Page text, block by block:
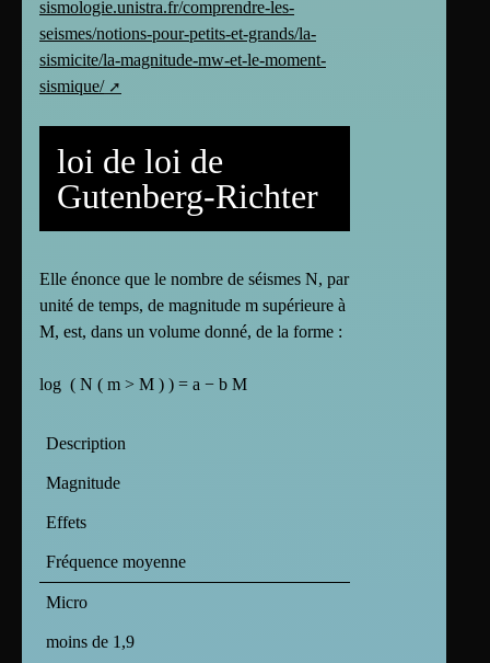
sismologie.unistra.fr/comprendre-les-
seismes/notions-pour-petits-et-grands/la-
sismicite/la-magnitude-mw-et-le-moment-
sismique/
loi de loi de
Gutenberg-Richter
Elle énonce que le nombre de séismes N, par
unité de temps, de magnitude m supérieure à
M, est, dans un volume donné, de la forme :
log ⁡ ( N ( m > M ) ) = a − b M
Description
Magnitude
Effets
Fréquence moyenne
Micro
moins de 1,9